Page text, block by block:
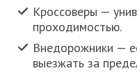
Кроссоверы —
проходимостью.
Внедорожники —
выезжать за